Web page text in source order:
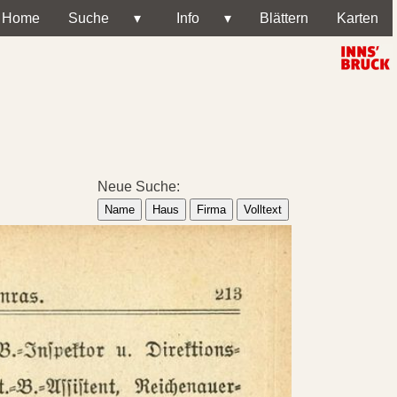
Home Suche ▾ Info ▾ Blättern Karten
Neue Suche:
Name Haus Firma Volltext